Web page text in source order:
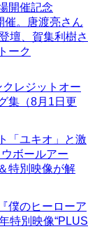
開催記念
催。唐渡亮さん
壇、賀集利樹さ
ーク
レジットオー
集（8月1日更
「ユキオ」と激
ボールアー
特別映像が解
僕のヒーローア
特別映像“PLUS